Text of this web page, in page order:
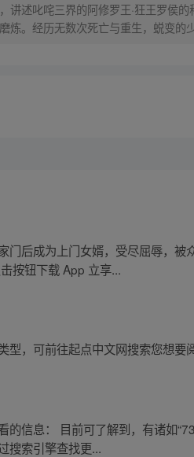
讲述叱咤三界的阿修罗王·狂王罗侯
炼。经历无数次死亡与重生，蜕变
门后成为上门女婿，受尽屈辱，
按钮下载 App 立享...
，可前往起点中文网搜索您想要
的信息： 目前可了解到，有诸如
搜索引擎查找更...